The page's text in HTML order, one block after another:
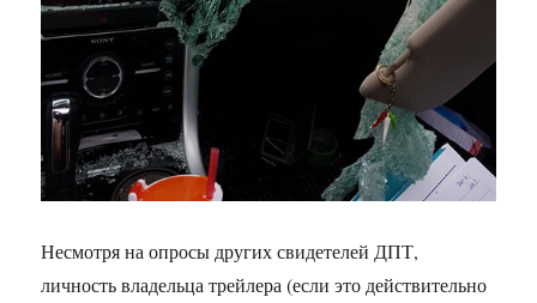
Несмотря на опросы других свидетелей ДПТ,
личность владельца трейлера (если это действительно